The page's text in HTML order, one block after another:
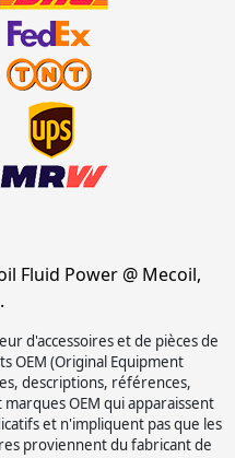
Fluid Power @ Mecoil,
d'accessoires et de pièces de
OEM (Original Equipment
descriptions, références,
OEM qui apparaissent
et n'impliquent pas que les
proviennent du fabricant de